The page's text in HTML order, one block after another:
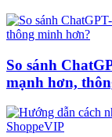
So sánh
mạnh hơn,